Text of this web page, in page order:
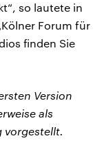
so lautete in
Forum für
finden Sie
Version
als
vorgestellt.